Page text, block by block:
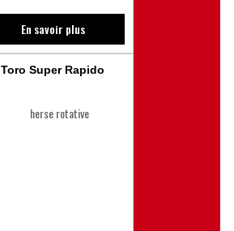
En savoir plus
Toro Super Rapido